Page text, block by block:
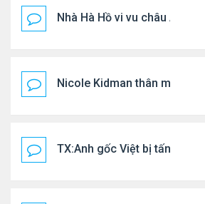
Nhà Hà Hồ vi vu châu Âu
Nicole Kidman thân mật bên
TX:Anh gốc Việt bị tấn công